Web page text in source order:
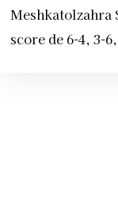
score de 6-4, 3-